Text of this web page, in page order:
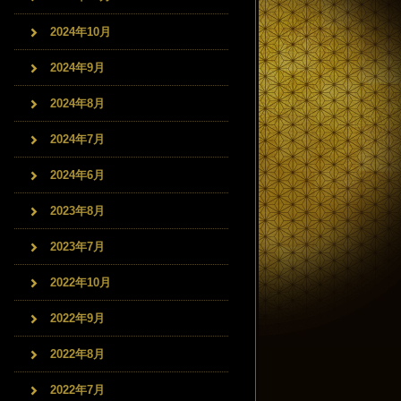
2024年10月
2024年9月
2024年8月
2024年7月
2024年6月
2023年8月
2023年7月
2022年10月
2022年9月
2022年8月
2022年7月